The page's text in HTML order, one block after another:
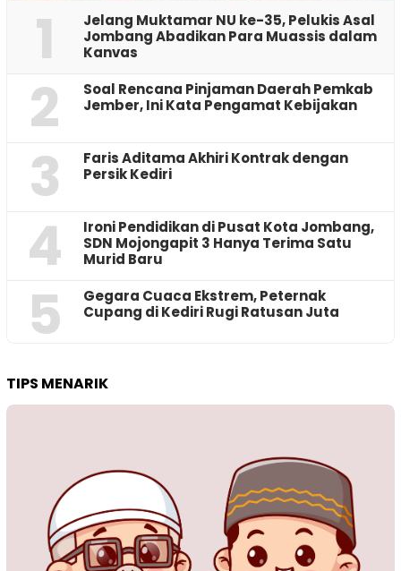
1
Jelang Muktamar NU ke-35, Pelukis Asal
Jombang Abadikan Para Muassis dalam
Kanvas
2
‎Soal Rencana Pinjaman Daerah Pemkab
Jember, Ini Kata Pengamat Kebijakan ‎
3
Faris Aditama Akhiri Kontrak dengan
Persik Kediri
4
Ironi Pendidikan di Pusat Kota Jombang,
SDN Mojongapit 3 Hanya Terima Satu
Murid Baru
5
‎Gegara Cuaca Ekstrem, Peternak
Cupang di Kediri Rugi Ratusan Juta
TIPS MENARIK